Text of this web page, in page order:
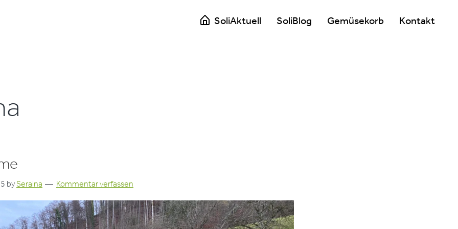
SoliAktuell SoliBlog Gemüsekorb Kontakt
by Seraina Kommentar verfassen